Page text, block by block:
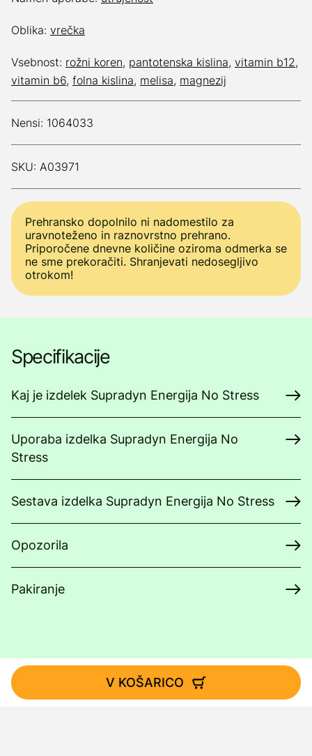
Oblika: vrečka
Vsebnost: rožni koren, pantotenska kislina, vitamin b12,
vitamin b6, folna kislina, melisa, magnezij
Nensi: 1064033
SKU: A03971
Prehransko dopolnilo ni nadomestilo za
uravnoteženo in raznovrstno prehrano.
Priporočene dnevne količine oziroma odmerka se
ne sme prekoračiti. Shranjevati nedosegljivo
otrokom!
Specifikacije
Kaj je izdelek Supradyn Energija No Stress
Uporaba izdelka Supradyn Energija No
Stress
Sestava izdelka Supradyn Energija No Stress
Opozorila
Pakiranje
V KOŠARICO